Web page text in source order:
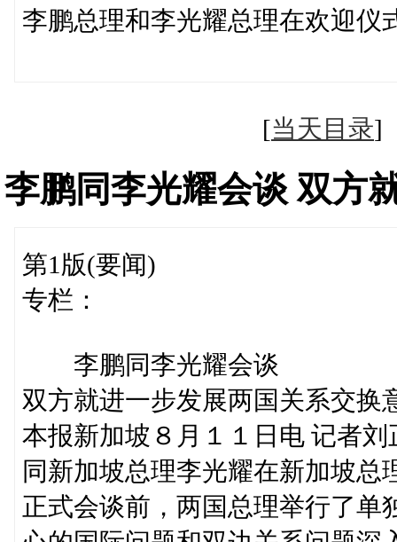
李鹏总理和李光耀总理在欢迎
[当天目录
李鹏同李光耀会谈 双方
第1版(要闻)
专栏：
李鹏同李光耀会谈
双方就进一步发展两国关系交换
本报新加坡８月１１日电 记者
同新加坡总理李光耀在新加坡总
正式会谈前，两国总理举行了单